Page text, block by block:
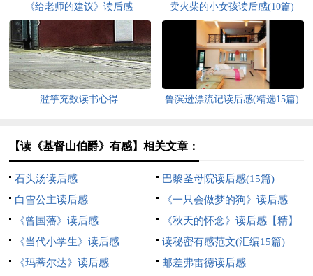
《给老师的建议》读后感 卖火柴的小女孩读后感(10篇)
滥竽充数读书心得 鲁滨逊漂流记读后感(精选15篇)
【读《基督山伯爵》有感】相关文章：
石头汤读后感
巴黎圣母院读后感(15篇)
白雪公主读后感
《一只会做梦的狗》读后感
《曾国藩》读后感
《秋天的怀念》读后感【精】
《当代小学生》读后感
读秘密有感范文(汇编15篇)
《玛蒂尔达》读后感
邮差弗雷德读后感